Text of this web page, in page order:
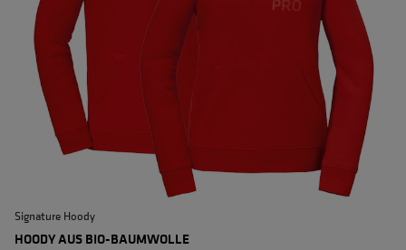
Signature Hoody
HOODY AUS BIO-BAUMWOLLE